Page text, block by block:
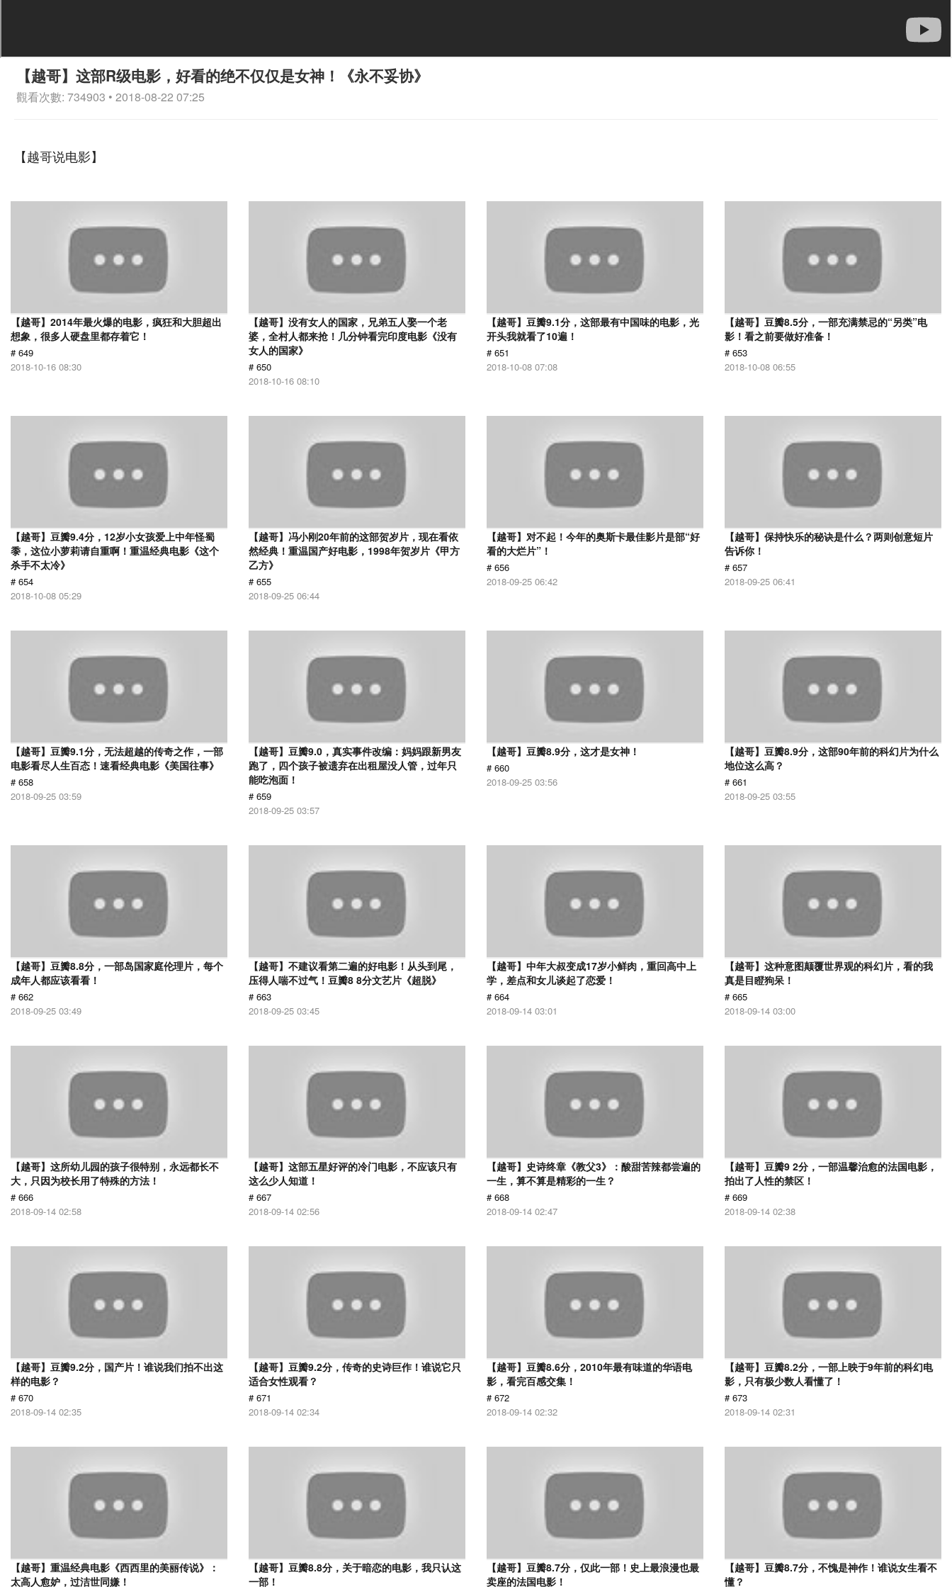
【越哥】这部R级电影，好看的绝不仅仅是女神！《永不妥协》
觀看次數: 734903 • 2018-08-22 07:25
【越哥说电影】
【越哥】2014年最火爆的电影，疯狂和大胆超出
想象，很多人硬盘里都存着它！
# 649
2018-10-16 08:30
【越哥】没有女人的国家，兄弟五人娶一个老
婆，全村人都来抢！几分钟看完印度电影《没有
女人的国家》
# 650
2018-10-16 08:10
【越哥】豆瓣9.1分，这部最有中国味的电影，光
开头我就看了10遍！
# 651
2018-10-08 07:08
【越哥】豆瓣8.5分，一部充满禁忌的“另类”电
影！看之前要做好准备！
# 653
2018-10-08 06:55
【越哥】豆瓣9.4分，12岁小女孩爱上中年怪蜀
黍，这位小萝莉请自重啊！重温经典电影《这个
杀手不太冷》
# 654
2018-10-08 05:29
【越哥】冯小刚20年前的这部贺岁片，现在看依
然经典！重温国产好电影，1998年贺岁片《甲方
乙方》
# 655
2018-09-25 06:44
【越哥】对不起！今年的奥斯卡最佳影片是部“好
看的大烂片”！
# 656
2018-09-25 06:42
【越哥】保持快乐的秘诀是什么？两则创意短片
告诉你！
# 657
2018-09-25 06:41
【越哥】豆瓣9.1分，无法超越的传奇之作，一部
电影看尽人生百态！速看经典电影《美国往事》
# 658
2018-09-25 03:59
【越哥】豆瓣9.0，真实事件改编：妈妈跟新男友
跑了，四个孩子被遗弃在出租屋没人管，过年只
能吃泡面！
# 659
2018-09-25 03:57
【越哥】豆瓣8.9分，这才是女神！
# 660
2018-09-25 03:56
【越哥】豆瓣8.9分，这部90年前的科幻片为什么
地位这么高？
# 661
2018-09-25 03:55
【越哥】豆瓣8.8分，一部岛国家庭伦理片，每个
成年人都应该看看！
# 662
2018-09-25 03:49
【越哥】不建议看第二遍的好电影！从头到尾，
压得人喘不过气！豆瓣8 8分文艺片《超脱》
# 663
2018-09-25 03:45
【越哥】中年大叔变成17岁小鲜肉，重回高中上
学，差点和女儿谈起了恋爱！
# 664
2018-09-14 03:01
【越哥】这种意图颠覆世界观的科幻片，看的我
真是目瞪狗呆！
# 665
2018-09-14 03:00
【越哥】这所幼儿园的孩子很特别，永远都长不
大，只因为校长用了特殊的方法！
# 666
2018-09-14 02:58
【越哥】这部五星好评的冷门电影，不应该只有
这么少人知道！
# 667
2018-09-14 02:56
【越哥】史诗终章《教父3》：酸甜苦辣都尝遍的
一生，算不算是精彩的一生？
# 668
2018-09-14 02:47
【越哥】豆瓣9 2分，一部温馨治愈的法国电影，
拍出了人性的禁区！
# 669
2018-09-14 02:38
【越哥】豆瓣9.2分，国产片！谁说我们拍不出这
样的电影？
# 670
2018-09-14 02:35
【越哥】豆瓣9.2分，传奇的史诗巨作！谁说它只
适合女性观看？
# 671
2018-09-14 02:34
【越哥】豆瓣8.6分，2010年最有味道的华语电
影，看完百感交集！
# 672
2018-09-14 02:32
【越哥】豆瓣8.2分，一部上映于9年前的科幻电
影，只有极少数人看懂了！
# 673
2018-09-14 02:31
【越哥】重温经典电影《西西里的美丽传说》：
太高人愈妒，过洁世同嫌！
【越哥】豆瓣8.8分，关于暗恋的电影，我只认这
一部！
【越哥】豆瓣8.7分，仅此一部！史上最浪漫也最
卖座的法国电影！
【越哥】豆瓣8.7分，不愧是神作！谁说女生看不
懂？